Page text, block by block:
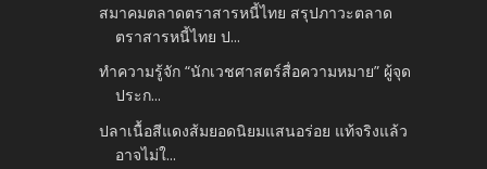
สมาคมตลาดตราสารหนี้ไทย สรุปภาวะตลาด
ตราสารหนี้ไทย ป...
ทำความรู้จัก “นักเวชศาสตร์สื่อความหมาย” ผู้จุด
ประก...
ปลาเนื้อสีแดงส้มยอดนิยมแสนอร่อย แท้จริงแล้ว
อาจไม่ใ...